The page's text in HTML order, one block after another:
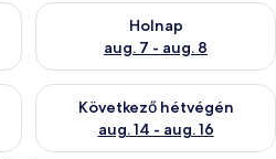
aug. 6 - aug. 7
Holnap
aug. 7 - aug. 8
A holnapi rendelkezésre állás
állás ellenőrzése: aug. 7 -
Következő hétvégén
aug. 14 - aug. 16
A következő hétvégi